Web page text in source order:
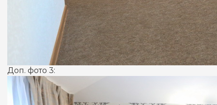
Доп. фото 3: